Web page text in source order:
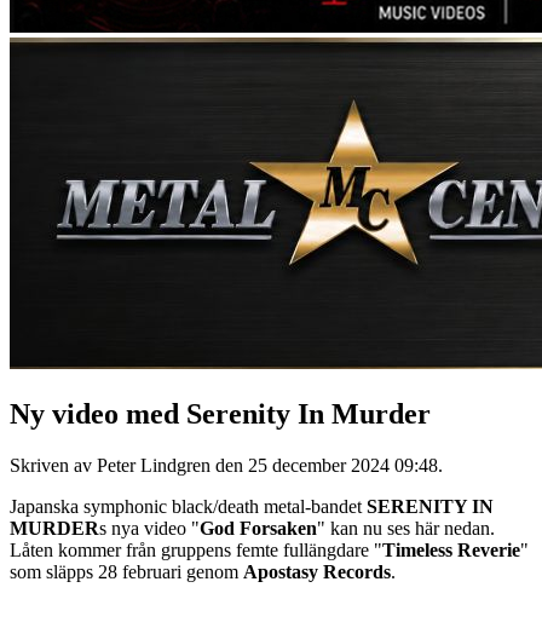
Ny video med Serenity In Murder
Skriven av Peter Lindgren den 25 december 2024 09:48.
Japanska symphonic black/death metal-bandet SERENITY IN
MURDERs nya video "God Forsaken" kan nu ses här nedan.
Låten kommer från gruppens femte fullängdare "Timeless Reverie"
som släpps 28 februari genom Apostasy Records.